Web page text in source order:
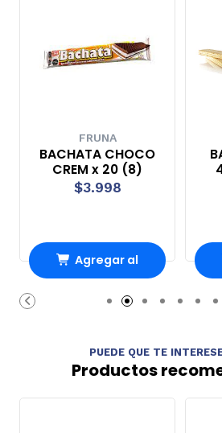
FRUNA
BACHATA CHOCO
CREM x 20 (8)
$3.998
Agregar al
carrito
PUEDE QUE TE
Productos